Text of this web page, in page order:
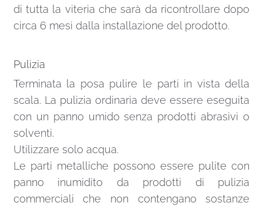
di tutta la viteria che sarà da ricontrollare dopo
circa 6 mesi dalla installazione del prodotto.
Pulizia
Terminata la posa pulire le parti in vista della
scala. La pulizia ordinaria deve essere eseguita
con un panno umido senza prodotti abrasivi o
solventi.
Utilizzare solo acqua.
Le parti metalliche possono essere pulite con
panno inumidito da prodotti di pulizia
commerciali che non contengano sostanze